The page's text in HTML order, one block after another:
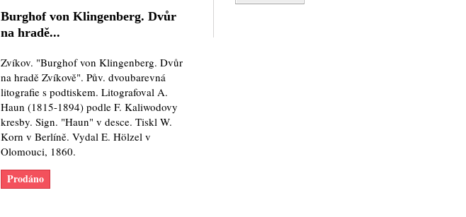
Burghof von Klingenberg. Dvůr
na hradě...
Zvíkov. "Burghof von Klingenberg. Dvůr
na hradě Zvíkově". Pův. dvoubarevná
litografie s podtiskem. Litografoval A.
Haun (1815-1894) podle F. Kaliwodovy
kresby. Sign. "Haun" v desce. Tiskl W.
Korn v Berlíně. Vydal E. Hölzel v
Olomouci, 1860.
Prodáno